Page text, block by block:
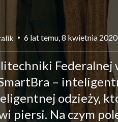
6 lat temu, 8 kwietnia 2020
Federalnej
–
odzieży,
piersi. Na czym